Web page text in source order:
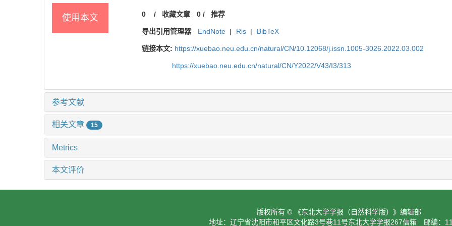
使用本文 0 / 收藏文章 0/ 推荐
导出引用管理器 EndNote | Ris | BibTeX
链接本文: https://xuebao.neu.edu.cn/natural/CN/10.12068/j.issn.1005-3026.2022.03.002
https://xuebao.neu.edu.cn/natural/CN/Y2022/V43/I3/313
参考文献
相关文章 15
Metrics
本文评价
版权所有 © 《东北大学学报（自然科学版）》编辑部
地址：辽宁省沈阳市和平区文化路3号巷11号东北大学学报267信箱 邮编：